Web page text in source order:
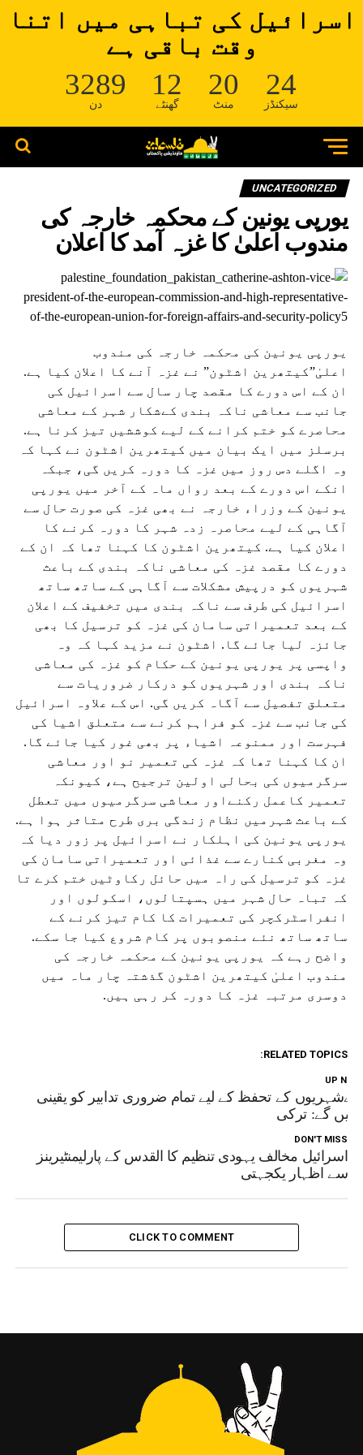
اسرائیل کی تباہی میں اتنا
وقت باقی ہے
3289
دن
12
گھنٹے
20
منٹ
24
سیکنڈز
UNCATEGORIZED
یورپی یونین کے محکمہ خارجہ کی
مندوب اعلیٰ کا غزہ آمد کا اعلان
یورپی یونین کی محکمہ خارجہ کی مندوب
اعلیٰ”کیتھرین اشٹون” نے غزہ آنے کا اعلان کیا ہے.
ان کے اس دورے کا مقصد چار سال سے اسرائیل کی
جانب سے معاشی ناکہ بندی کےشکار شہر کے معاشی
محاصرے کو ختم کرانے کے لیے کوششیں تیز کرنا ہے.
برسلز میں ایک بیان میں کیتھرین اشٹون نے کہا کہ
وہ اگلے دس روز میں غزہ کا دورہ کریں گی، جبکہ
انکے اس دورے کے بعد رواں ماہ کے آخر میں یورپی
یونین کے وزراء خارجہ نے بھی غزہ کی صورت حال سے
آگاہی کے لیے محاصرہ زدہ شہر کا دورہ کرنے کا
اعلان کیا ہے. کیتھرین اشٹون کا کہنا تھا کہ ان کے
دورے کا مقصد غزہ کی معاشی ناکہ بندی کے باعث
شہریوں کو درپیش مشکلات سے آگاہی کے ساتھ ساتھ
اسرائیل کی طرف سے ناکہ بندی میں تخفیف کے اعلان
کے بعد تعمیراتی سامان کی غزہ کو ترسیل کا بھی
جائزہ لیا جائے گا. اشٹون نے مزید کہا کہ وہ
واپسی پر یورپی یونین کے حکام کو غزہ کی معاشی
ناکہ بندی اور شہریوں کو درکار ضروریات سے
متعلق تفصیل سے آگاہ کریں گی. اس کے علاوہ اسرائیل
کی جانب سے غزہ کو فراہم کرنے سے متعلق اشیا کی
فہرست اور ممنوعہ اشیاء پر بھی غور کیا جائے گا.
ان کا کہنا تھا کہ غزہ کی تعمیر نو اور معاشی
سرگرمیوں کی بحالی اولین ترجیح ہے، کیونکہ
تعمیر کاعمل رکنےاور معاشی سرگرمیوں میں تعطل
کے باعث شہرمیں نظام زندگی بری طرح متاثر ہوا ہے.
یورپی یونین کی اہلکار نے اسرائیل پر زور دیا کہ
وہ مغربی کنارے سے غذائی اور تعمیراتی سامان کی
غزہ کو ترسیل کی راہ میں حائل رکاوٹیں ختم کرے تا
کہ تباہ حال شہر میں ہسپتالوں، اسکولوں اور
انفراسٹرکچر کی تعمیرات کا کام تیز کرنے کے
ساتھ ساتھ نئے منصوبوں پر کام شروع کیا جا سکے.
واضح رہے کہ یورپی یونین کے محکمہ خارجہ کی
مندوب اعلیٰ کیتھرین اشٹون گذشتہ چار ماہ میں
دوسری مرتبہ غزہ کا دورہ کر رہی ہیں.
RELATED TOPICS:
UP
کے تحفظ کے لیے تمام ضروری تدابیر کو یقینی
گے: ترکی
DON'T MISS
اسرائیل مخالف یہودی تنظیم کا القدس کے پارلیمنٹیرینز
سے اظہار یکجہتی
CLICK TO COMMENT